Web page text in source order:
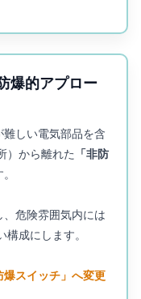
爆的アプロー
しい電気部品を含
）から離れた 「非防
危険雰囲気内には
成にします。
スイッチ」へ変更